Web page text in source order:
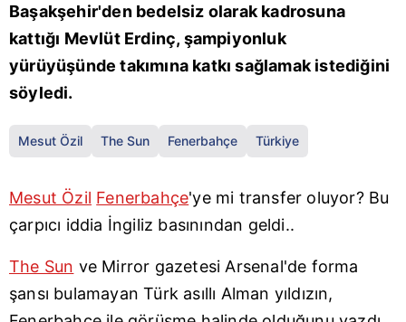
Başakşehir'den bedelsiz olarak kadrosuna
kattığı Mevlüt Erdinç, şampiyonluk
yürüyüşünde takımına katkı sağlamak istediğini
söyledi.
Mesut Özil The Sun Fenerbahçe Türkiye
Mesut Özil Fenerbahçe'ye mi transfer oluyor? Bu
çarpıcı iddia İngiliz basınından geldi..
The Sun ve Mirror gazetesi Arsenal'de forma
şansı bulamayan Türk asıllı Alman yıldızın,